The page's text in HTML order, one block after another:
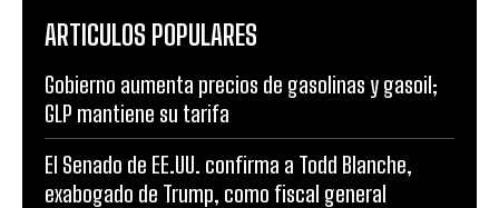
ARTICULOS POPULARES
Gobierno aumenta precios de gasolinas y gasoil;
GLP mantiene su tarifa
El Senado de EE.UU. confirma a Todd Blanche,
exabogado de Trump, como fiscal general